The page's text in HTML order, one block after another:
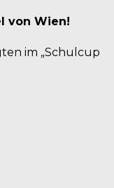
von Wien!
im „Schulcup